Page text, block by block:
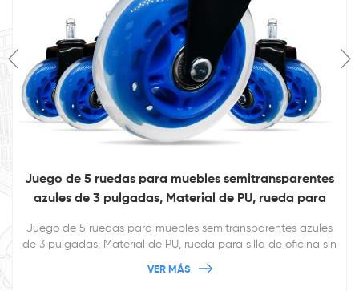
Juego de 5 ruedas para muebles semitransparentes
azules de 3 pulgadas, Material de PU, rueda para
Juego de 5 ruedas para muebles semitransparentes azules
de 3 pulgadas, Material de PU, rueda para silla de oficina sin
ruido Admite personalización para una apariencia más
VER MÁS